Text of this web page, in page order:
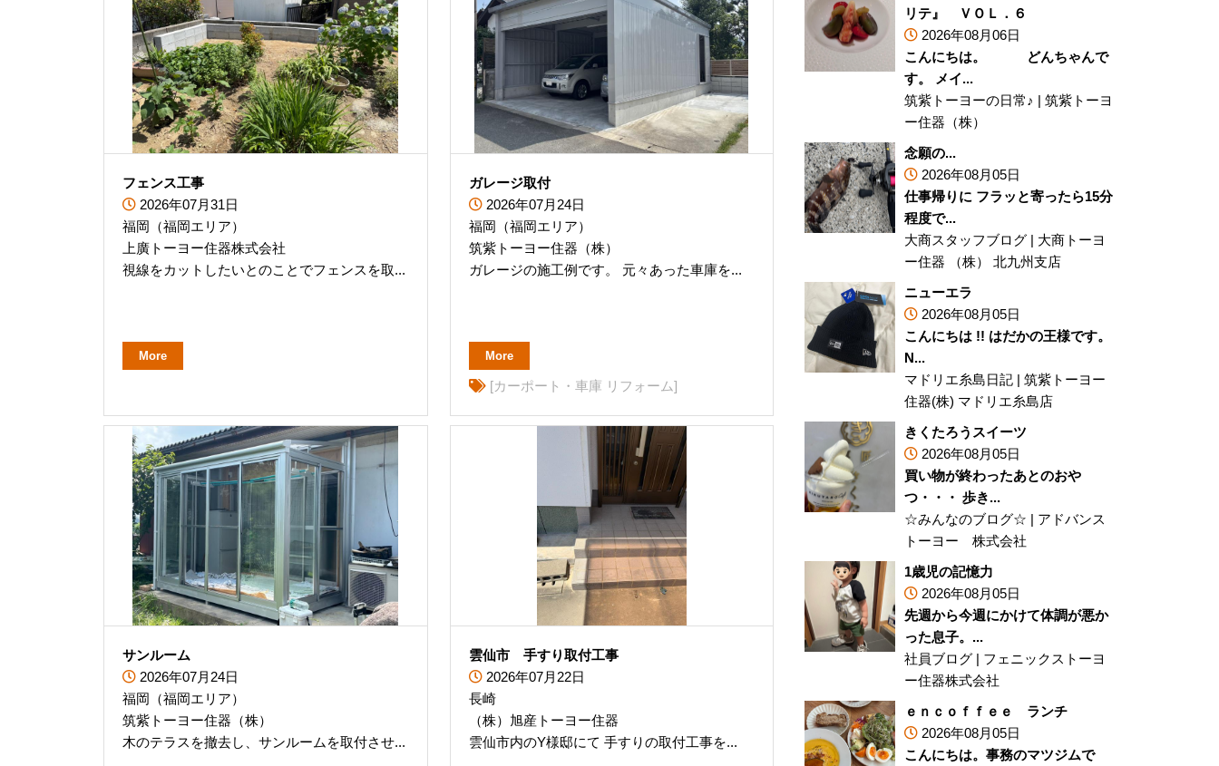
フェンス工事
2026年07月31日
福岡（福岡エリア）
上廣トーヨー住器株式会社
視線をカットしたいとのことでフェンスを取...
More
ガレージ取付
2026年07月24日
福岡（福岡エリア）
筑紫トーヨー住器（株）
ガレージの施工例です。 元々あった車庫を...
More
[カーポート・車庫 リフォーム]
サンルーム
2026年07月24日
福岡（福岡エリア）
筑紫トーヨー住器（株）
木のテラスを撤去し、サンルームを取付させ...
雲仙市 手すり取付工事
2026年07月22日
長崎
（株）旭産トーヨー住器
雲仙市内のY様邸にて 手すりの取付工事を...
リテ』 ＶＯＬ．６
2026年08月06日
こんにちは。 どんちゃんで
す。 メイ...
筑紫トーヨーの日常♪ | 筑紫トーヨ
ー住器（株）
念願の...
2026年08月05日
仕事帰りに フラッと寄ったら15分
程度で...
大商スタッフブログ | 大商トーヨ
ー住器 （株） 北九州支店
ニューエラ
2026年08月05日
こんにちは !! はだかの王様です。
N...
マドリエ糸島日記 | 筑紫トーヨー
住器(株) マドリエ糸島店
きくたろうスイーツ
2026年08月05日
買い物が終わったあとのおや
つ・・・ 歩き...
☆みんなのブログ☆ | アドバンス
トーヨー 株式会社
1歳児の記憶力
2026年08月05日
先週から今週にかけて体調が悪か
った息子。...
社員ブログ | フェニックストーヨ
ー住器株式会社
ｅｎｃｏｆｆｅｅ ランチ
2026年08月05日
こんにちは。事務のマツジムで